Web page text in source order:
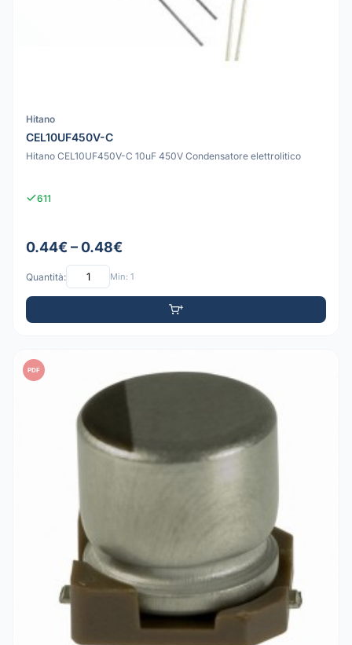
Hitano
CEL10UF450V-C
Hitano CEL10UF450V-C 10uF 450V Condensatore elettrolitico
611
0.44€ – 0.48€
Quantità: Min: 1
PDF